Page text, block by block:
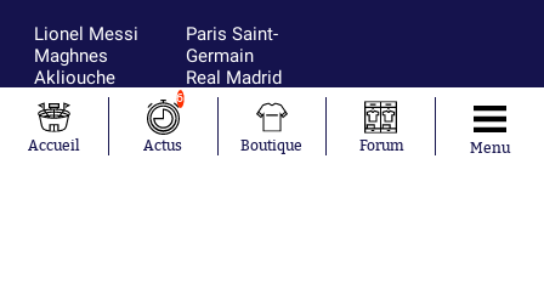
Lionel Messi
Maghnes
Akliouche
Mohamed
Salah
Neymar
Paris Saint-
Germain
Real Madrid
Olympique de
Marseille
Accueil
6
Actus Boutique Forum Menu